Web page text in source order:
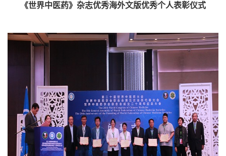
《世界中医药》杂志优秀海外文版优秀个人表彰仪式